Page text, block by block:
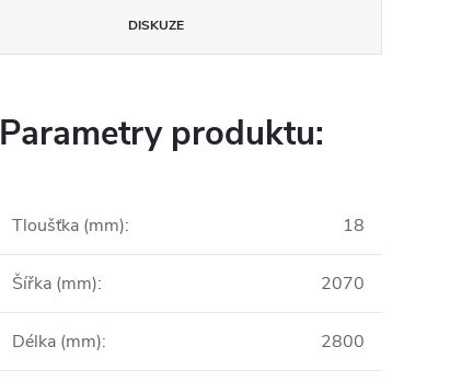
DISKUZE
Parametry produktu:
Tloušťka (mm): 18
Šířka (mm): 2070
Délka (mm): 2800